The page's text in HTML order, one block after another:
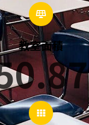
教室面積